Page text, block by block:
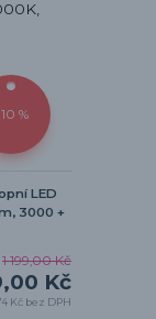
%
LED
3000 +
1 199,00 Kč
Kč
Kč bez DPH